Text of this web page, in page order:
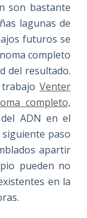
son bastante
lagunas de
futuros se
completo
del resultado.
trabajoVenter
completo,
ADN en el
paso
apartir
pueden no
en la